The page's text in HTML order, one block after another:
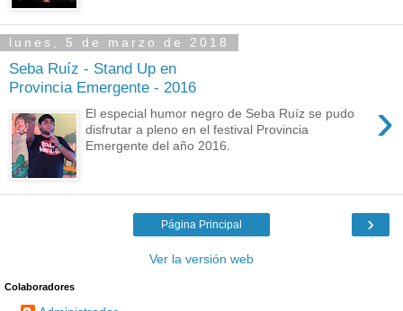
lunes, 5 de marzo de 2018
Seba Ruíz - Stand Up en
Provincia Emergente - 2016
›
El especial humor negro de Seba Ruíz se pudo
disfrutar a pleno en el festival Provincia
Emergente del año 2016.
›
Página Principal
Ver la versión web
Colaboradores